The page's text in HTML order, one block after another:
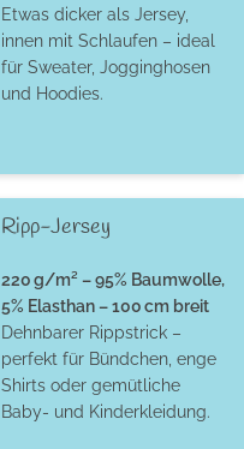
Etwas dicker als Jersey,
innen mit Schlaufen – ideal
für Sweater, Jogginghosen
und Hoodies.
Ripp-Jersey
220 g/m² – 95% Baumwolle,
5% Elasthan – 100 cm breit
Dehnbarer Rippstrick –
perfekt für Bündchen, enge
Shirts oder gemütliche
Baby- und Kinderkleidung.